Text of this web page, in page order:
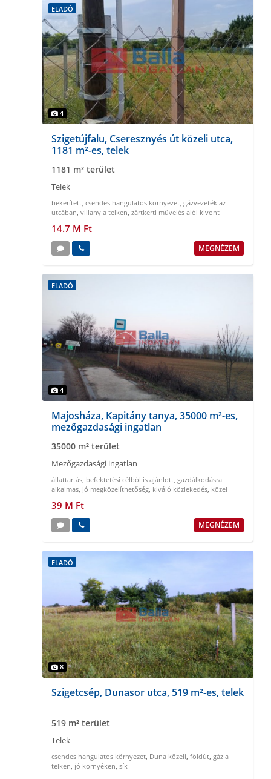
ELADÓ
4
Szigetújfalu, Cseresznyés út közeli utca,
1181 m²-es, telek
1181 m² terület
Telek
bekerített, csendes hangulatos környezet, gázvezeték az
utcában, villany a telken, zártkerti művelés alól kivont
14.7 M Ft
MEGNÉZEM
ELADÓ
4
Majosháza, Kapitány tanya, 35000 m²-es,
mezőgazdasági ingatlan
35000 m² terület
Mezőgazdasági ingatlan
állattartás, befektetési célból is ajánlott, gazdálkodásra
alkalmas, jó megközelíthetőség, kiváló közlekedés, közel
39 M Ft
MEGNÉZEM
ELADÓ
8
Szigetcsép, Dunasor utca, 519 m²-es, telek
519 m² terület
Telek
csendes hangulatos környezet, Duna közeli, földút, gáz a
telken, jó környéken, sík